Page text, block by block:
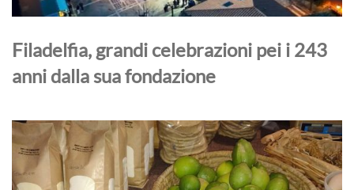
Filadelfia, grandi celebrazioni pei i 243
anni dalla sua fondazione